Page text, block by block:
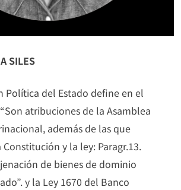
SILES
Política del Estado define en el
atribuciones de la Asamblea
además de las que
y la ley: Paragr.13.
de bienes de dominio
y la Ley 1670 del Banco